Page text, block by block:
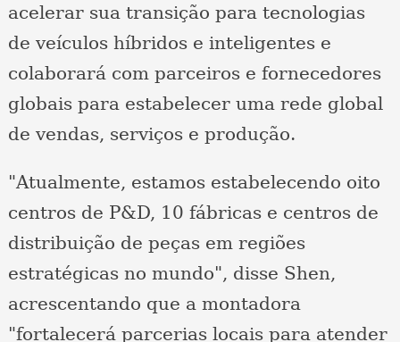
acelerar sua transição para tecnologias
de veículos híbridos e inteligentes e
colaborará com parceiros e fornecedores
globais para estabelecer uma rede global
de vendas, serviços e produção.
"Atualmente, estamos estabelecendo oito
centros de P&D, 10 fábricas e centros de
distribuição de peças em regiões
estratégicas no mundo", disse Shen,
acrescentando que a montadora
"fortalecerá parcerias locais para atender